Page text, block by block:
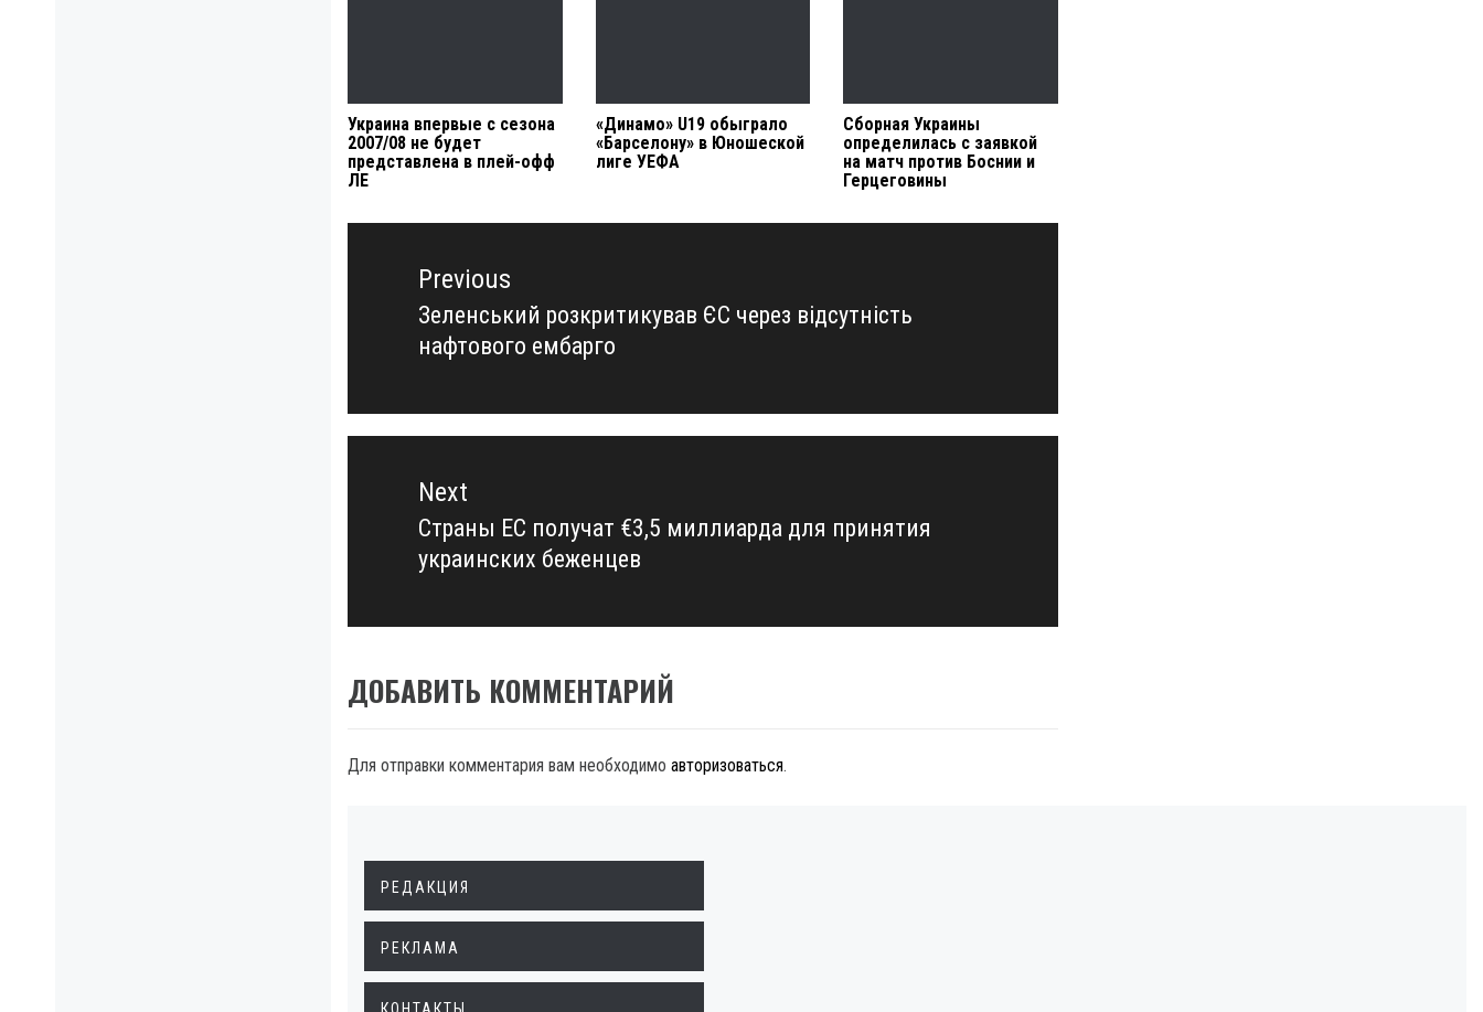
Украина впервые с сезона
2007/08 не будет
представлена в плей-офф
ЛЕ
«Динамо» U19 обыграло
«Барселону» в Юношеской
лиге УЕФА
Сборная Украины
определилась с заявкой
на матч против Боснии и
Герцеговины
Навигация
записямPrevious
Previous
post:
Зеленський розкритикував ЄС через відсутність
нафтового ембарго
Next
Next
post:
Страны ЕС получат €3,5 миллиарда для принятия
украинских беженцев
ДОБАВИТЬ КОММЕНТАРИЙ
Для отправки комментария вам необходимо авторизоваться.
РЕДАКЦИЯ
РЕКЛАМА